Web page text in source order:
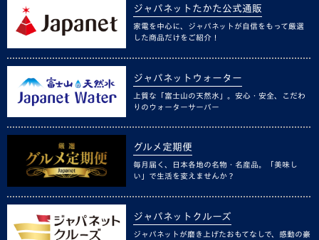
ジャパネットたかた公式通販
家電を中心に、ジャパネットが自信をもって厳選
した商品だけをご紹介！
ジャパネットウォーター
上質な「富士山の天然水」。安心・安全、こだわ
りのウォーターサーバー
グルメ定期便
毎月届く、日本各地の名物・名産品。「美味し
い」で生活を変えませんか？
ジャパネットクルーズ
ジャパネットが磨き上げたおもてなしで、感動の豪